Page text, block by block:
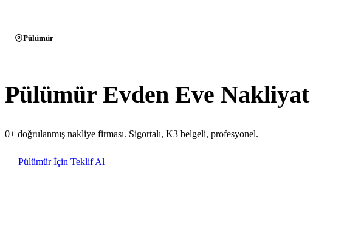
Pülümür
Pülümür Evden Eve Nakliyat
0+ doğrulanmış nakliye firması. Sigortalı, K3 belgeli, profesyonel.
Pülümür İçin Teklif Al